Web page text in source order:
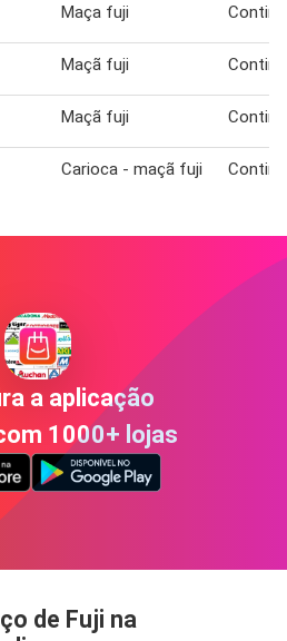
Maça fuji
Maçã fuji
Maçã fuji
Carioca - maçã fuji
a aplicação
1000+ lojas
de Fuji na